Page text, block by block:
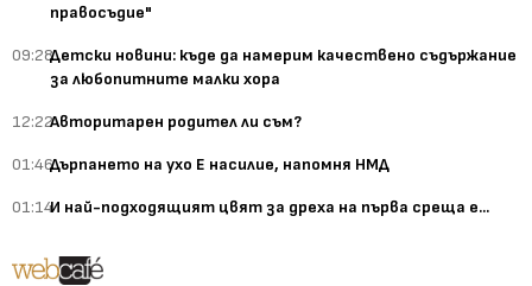
правосъдие"
09:28Детски новини: къде да намерим качествено съдържание
за любопитните малки хора
12:22Авторитарен родител ли съм?
01:46Дърпането на ухо Е насилие, напомня НМД
01:14И най-подходящият цвят за дреха на първа среща е...